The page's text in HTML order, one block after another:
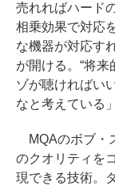
売れればハード
相乗効果で対応
な機器が対応す
が開ける。“将
ゾが聴ければい
なと考えている
MQAのボブ・
のクオリティを
現できる技術。